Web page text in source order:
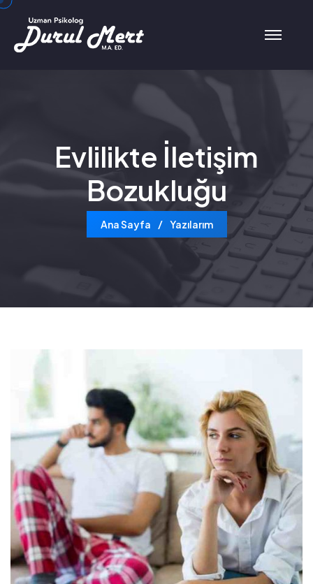
Evlilikte İletişim
Bozukluğu
Ana Sayfa Yazılarım